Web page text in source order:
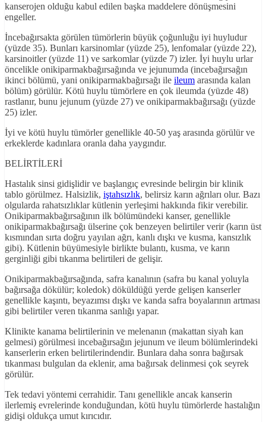
kanserojen olduğu kabul edilen başka maddelere dönüşmesini
engeller.
İncebağırsakta görülen tümörlerin büyük çoğunluğu iyi huyludur
(yüzde 35). Bunları karsinomlar (yüzde 25), lenfomalar (yüzde 22),
karsinoitler (yüzde 11) ve sarkomlar (yüzde 7) izler. İyi huylu urlar
öncelikle onikiparmakbağırsağında ve jejunumda (incebağırsağın
ikinci bölümü, yani onikiparmakbağırsağı ile ileum arasında kalan
bölüm) görülür. Kötü huylu tümörlere en çok ileumda (yüzde 48)
rastlanır, bunu jejunum (yüzde 27) ve onikiparmakbağırsağı (yüzde
25) izler.
İyi ve kötü huylu tümörler genellikle 40-50 yaş arasında görülür ve
erkeklerde kadınlara oranla daha yaygındır.
BELİRTİLERİ
Hastalık sinsi gidişlidir ve başlangıç evresinde belirgin bir klinik
tablo görülmez. Halsizlik, iştahsızlık, belirsiz karın ağrıları olur. Bazı
olgularda rahatsızlıklar kütlenin yerleşimi hakkında fikir verebilir.
Onikiparmakbağırsağının ilk bölümündeki kanser, genellikle
onikiparmakbağırsağı ülserine çok benzeyen belirtiler verir (karın üst
kısmından sırta doğru yayılan ağrı, kanlı dışkı ve kusma, kansızlık
gibi). Kütlenin büyümesiyle birlikte bulantı, kusma, ve karın
gerginliği gibi tıkanma belirtileri de gelişir.
Onikiparmakbağırsağında, safra kanalının (safra bu kanal yoluyla
bağırsağa dökülür; koledok) döküldüğü yerde gelişen kanserler
genellikle kaşıntı, beyazımsı dışkı ve kanda safra boyalarının artması
gibi belirtiler veren tıkanma sanlığı yapar.
Klinikte kanama belirtilerinin ve melenanın (makattan siyah kan
gelmesi) görülmesi incebağırsağın jejunum ve ileum bölümlerindeki
kanserlerin erken belirtilerindendir. Bunlara daha sonra bağırsak
tıkanması bulgulan da eklenir, ama bağırsak delinmesi çok seyrek
görülür.
Tek tedavi yöntemi cerrahidir. Tanı genellikle ancak kanserin
ilerlemiş evrelerinde konduğundan, kötü huylu tümörlerde hastalığın
gidişi oldukça umut kırıcıdır.